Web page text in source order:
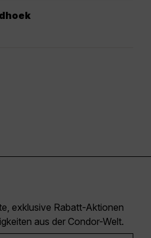
exklusive Rabatt-Aktionen
aus der Condor-Welt.